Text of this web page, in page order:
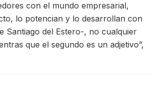
con el mundo empresarial,
lo potencian y lo desarrollan con
Santiago del Estero-, no cualquier
que el segundo es un adjetivo”,